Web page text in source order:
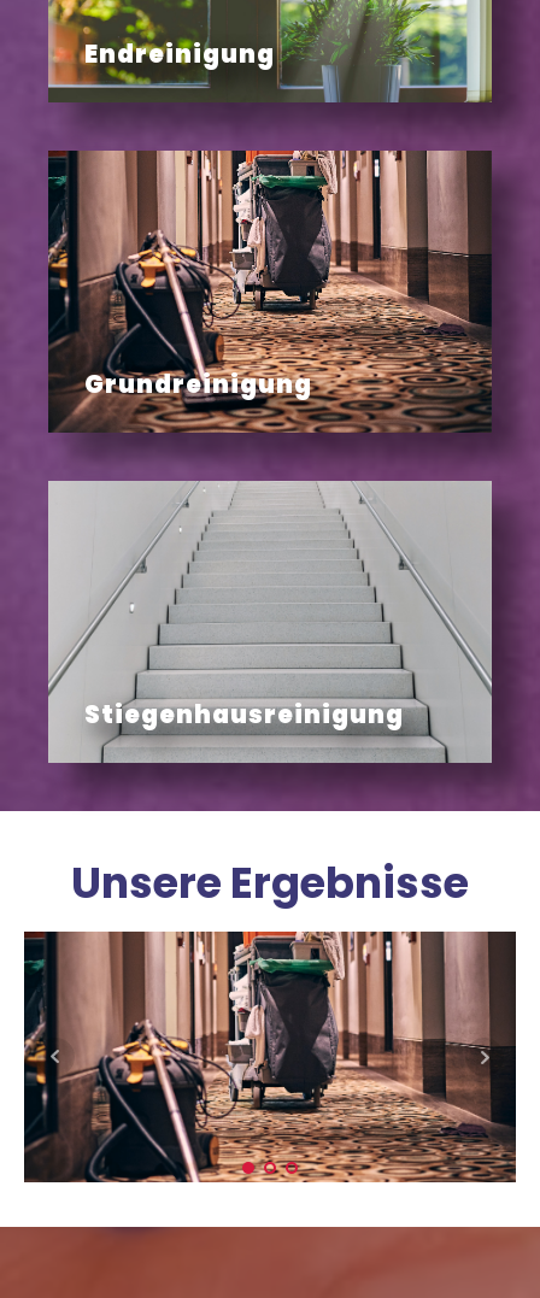
Endreinigung
Grundreinigung
Stiegenhausreinigung
Unsere Ergebnisse